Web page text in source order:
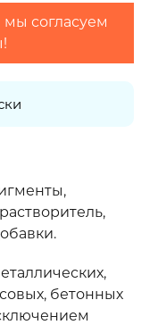
мы согласуем
бетонных